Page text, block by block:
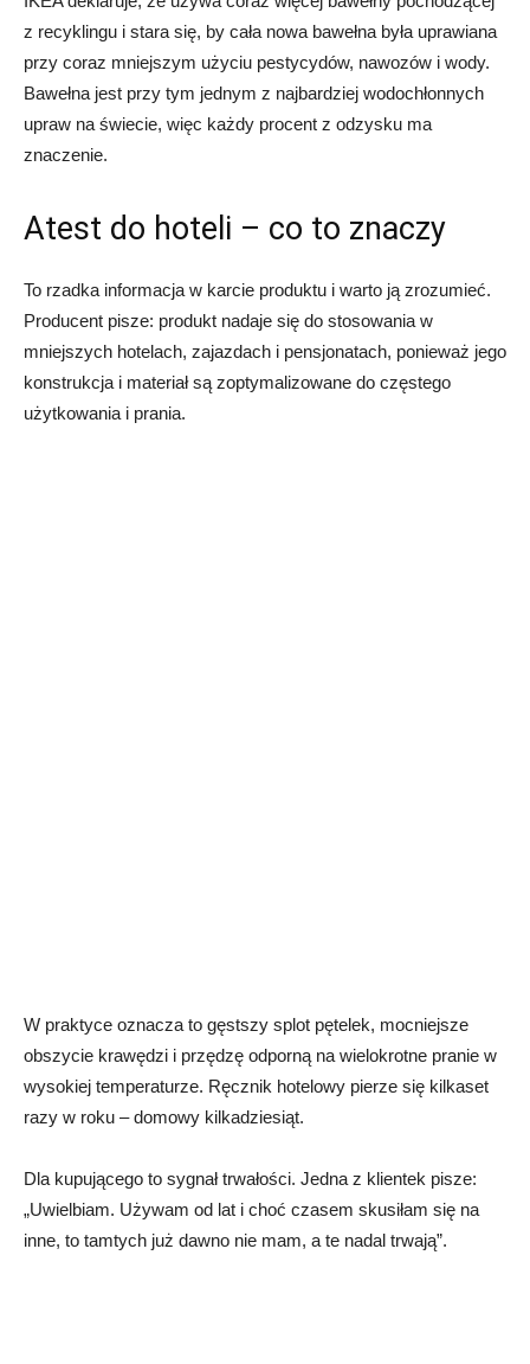
z recyklingu i stara się, by cała nowa bawełna była uprawiana
przy coraz mniejszym użyciu pestycydów, nawozów i wody.
Bawełna jest przy tym jednym z najbardziej wodochłonnych
upraw na świecie, więc każdy procent z odzysku ma
znaczenie.
Atest do hoteli – co to znaczy
To rzadka informacja w karcie produktu i warto ją zrozumieć.
Producent pisze: produkt nadaje się do stosowania w
mniejszych hotelach, zajazdach i pensjonatach, ponieważ jego
konstrukcja i materiał są zoptymalizowane do częstego
użytkowania i prania.
W praktyce oznacza to gęstszy splot pętelek, mocniejsze
obszycie krawędzi i przędzę odporną na wielokrotne pranie w
wysokiej temperaturze. Ręcznik hotelowy pierze się kilkaset
razy w roku – domowy kilkadziesiąt.
Dla kupującego to sygnał trwałości. Jedna z klientek pisze:
„Uwielbiam. Używam od lat i choć czasem skusiłam się na
inne, to tamtych już dawno nie mam, a te nadal trwają”.